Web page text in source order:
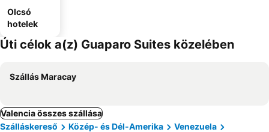
Olcsó
hotelek
Úti célok a(z) Guaparo Suites közelében
Szállás Maracay
Valencia összes szállása
Szálláskereső
Közép- és Dél-Amerika
Venezuela